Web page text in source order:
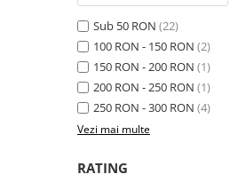
Telefoane mobile Realme
Telefoane mobile ZTE Nubia
Telefoane mobile ALTE BRANDURI
Tablete PC, mini PC si laptopuri
Tablete PC
Tablete pc cu proiector video
Sub 50 RON (22)
100 RON - 150 RON (2)
150 RON - 200 RON (1)
200 RON - 250 RON (1)
250 RON - 300 RON (4)
Vezi mai multe
RATING